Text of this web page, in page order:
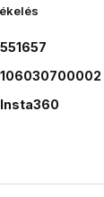
551657
106030700002
Insta360